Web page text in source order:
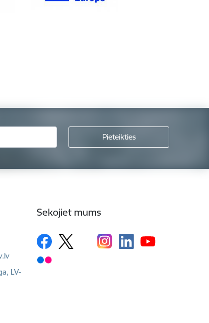
LV-
Sekojiet mums